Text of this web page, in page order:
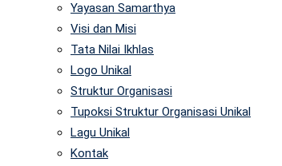
Yayasan Samarthya
Visi dan Misi
Tata Nilai Ikhlas
Logo Unikal
Struktur Organisasi
Tupoksi Struktur Organisasi Unikal
Lagu Unikal
Kontak